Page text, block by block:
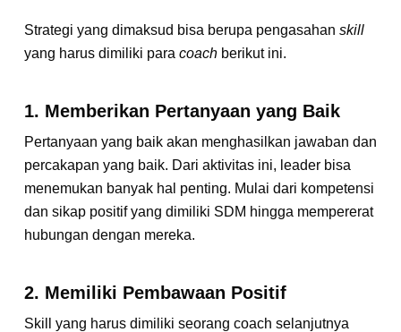
Strategi yang dimaksud bisa berupa pengasahan skill
yang harus dimiliki para coachberikut ini.
1. Memberikan Pertanyaan yang Baik
Pertanyaan yang baik akan menghasilkan jawaban dan
percakapan yang baik. Dari aktivitas ini, leader bisa
menemukan banyak hal penting. Mulai dari kompetensi
dan sikap positif yang dimiliki SDM hingga mempererat
hubungan dengan mereka.
2. Memiliki Pembawaan Positif
Skill yang harus dimiliki seorang coach selanjutnya